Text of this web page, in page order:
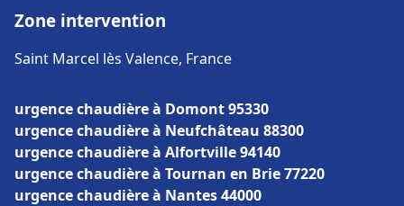
Zone intervention
Saint Marcel lès Valence, France
urgence chaudière à Domont 95330
urgence chaudière à Neufchâteau 88300
urgence chaudière à Alfortville 94140
urgence chaudière à Tournan en Brie 77220
urgence chaudière à Nantes 44000